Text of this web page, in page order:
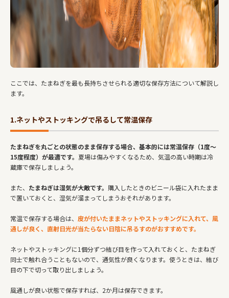
ここでは、たまねぎを最も長持ちさせられる適切な保存方法について解説し
ます。
1.ネットやストッキングで吊るして常温保存
たまねぎを丸ごとの状態のまま保存する場合、基本的には常温保存（1度～
15度程度）が最適です。 夏場は傷みやすくなるため、気温の高い時期は冷
蔵庫で保存しましょう。
また、 たまねぎは湿気が大敵です。 購入したときのビニール袋に入れたまま
で置いておくと、湿気が溜まってしまうおそれがあります。
常温で保存する場合は、 皮が付いたままネットやストッキングに入れて、風
通しが良く、直射日光が当たらない日陰に吊るすのがおすすめです。
ネットやストッキングに1個分ずつ結び目を作って入れておくと、たまねぎ
同士で触れ合うこともないので、通気性が良くなります。使うときは、結び
目の下で切って取り出しましょう。
風通しが良い状態で保存すれば、2か月は保存できます。